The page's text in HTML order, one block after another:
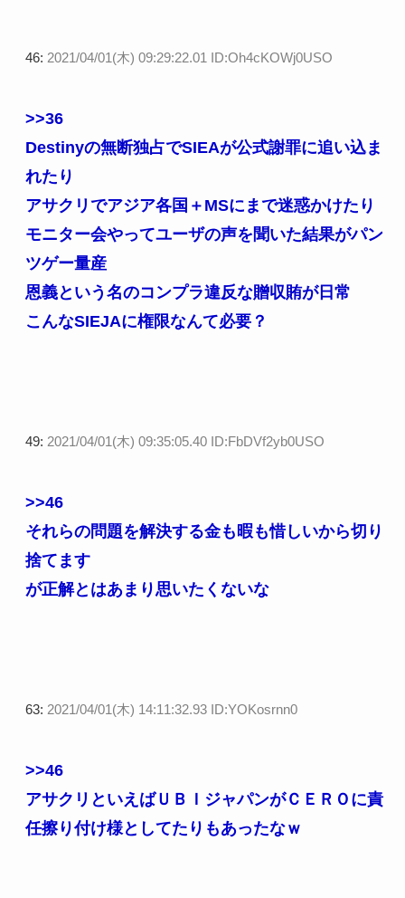
46: 2021/04/01(木) 09:29:22.01 ID:Oh4cKOWj0USO
>>36
Destinyの無断独占でSIEAが公式謝罪に追い込ま
れたり
アサクリでアジア各国＋MSにまで迷惑かけたり
モニター会やってユーザの声を聞いた結果がパン
ツゲー量産
恩義という名のコンプラ違反な贈収賄が日常
こんなSIEJAに権限なんて必要？
49: 2021/04/01(木) 09:35:05.40 ID:FbDVf2yb0USO
>>46
それらの問題を解決する金も暇も惜しいから切り
捨てます
が正解とはあまり思いたくないな
63: 2021/04/01(木) 14:11:32.93 ID:YOKosrnn0
>>46
アサクリといえばＵＢＩジャパンがＣＥＲＯに責
任擦り付け様としてたりもあったなｗ